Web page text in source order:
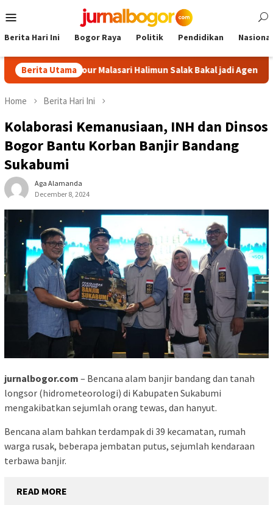
to
Menu
Berita Hari Ini Bogor Raya Politik Pendidikan Nasional
Berita Utama
Tour Malasari Halimun Salak Bakal jadi Agenda Tahunan
Home Berita Hari Ini
Kolaborasi Kemanusiaan, INH dan Dinsos
Bogor Bantu Korban Banjir Bandang
Sukabumi
Aga Alamanda
December 8, 2024
jurnalbogor.com – Bencana alam banjir bandang dan tanah
longsor (hidrometeorologi) di Kabupaten Sukabumi
mengakibatkan sejumlah orang tewas, dan hanyut.
Bencana alam bahkan terdampak di 39 kecamatan, rumah
warga rusak, beberapa jembatan putus, sejumlah kendaraan
terbawa banjir.
READ MORE